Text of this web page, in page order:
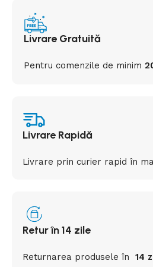
Livrare Gratuită
Pentru comenzile de minim
Livrare Rapidă
Livrare prin curier rapidîn
Retur în 14 zile
Returnarea produseleîn 14